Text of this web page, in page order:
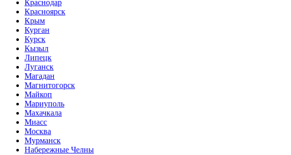
Краснодар
Красноярск
Крым
Курган
Курск
Кызыл
Липецк
Луганск
Магадан
Магнитогорск
Майкоп
Мариуполь
Махачкала
Миасс
Москва
Мурманск
Набережные Челны